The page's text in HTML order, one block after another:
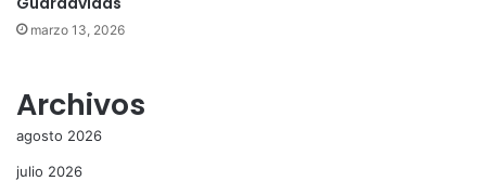
marzo 13, 2026
Archivos
agosto 2026
julio 2026